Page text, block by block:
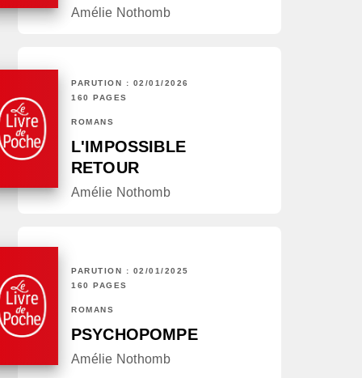
Amélie Nothomb
PARUTION : 02/01/2026
160 PAGES
ROMANS
L'IMPOSSIBLE
RETOUR
Amélie Nothomb
PARUTION : 02/01/2025
160 PAGES
ROMANS
PSYCHOPOMPE
Amélie Nothomb